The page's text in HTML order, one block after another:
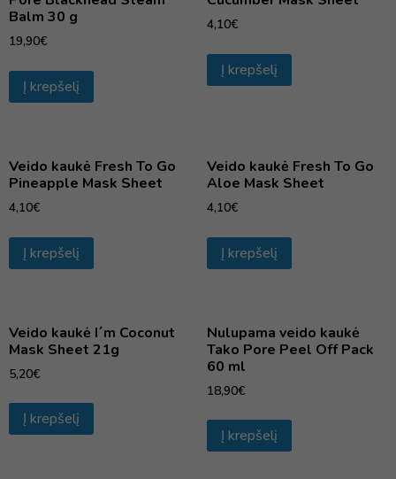
Balm 30 g
19,90€
Į krepšelį
4,10€
Į krepšelį
Veido kaukė Fresh To Go
Pineapple Mask Sheet
4,10€
Į krepšelį
Veido kaukė Fresh To Go
Aloe Mask Sheet
4,10€
Į krepšelį
Veido kaukė I´m Coconut
Mask Sheet 21g
5,20€
Į krepšelį
Nulupama veido kaukė
Tako Pore Peel Off Pack
60 ml
18,90€
Į krepšelį